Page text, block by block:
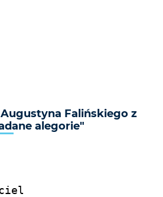
Falińskiego z
alegorie"